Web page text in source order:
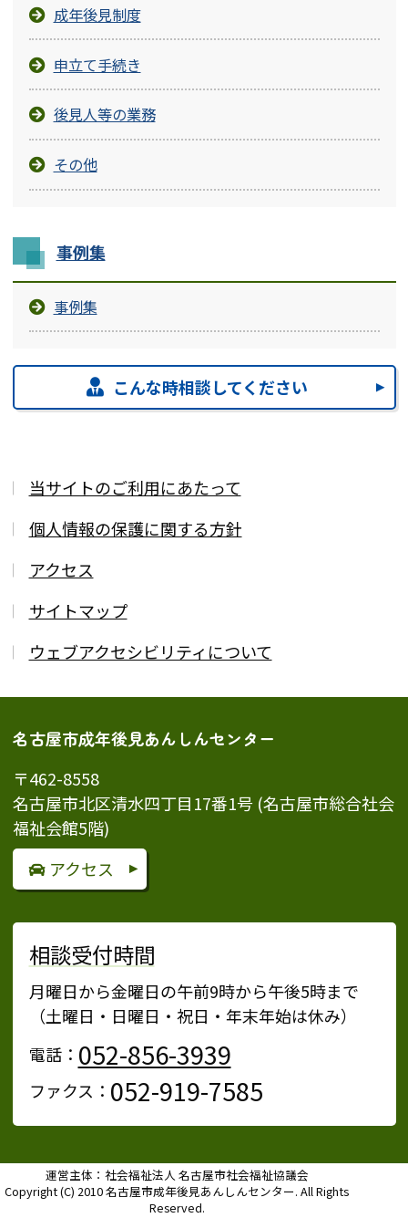
成年後見制度
申立て手続き
後見人等の業務
その他
事例集
事例集
こんな時相談してください
当サイトのご利用にあたって
個人情報の保護に関する方針
アクセス
サイトマップ
ウェブアクセシビリティについて
名古屋市成年後見あんしんセンター
〒462-8558
名古屋市北区清水四丁目17番1号 (名古屋市総合社会
福祉会館5階)
アクセス
相談受付時間
月曜日から金曜日の午前9時から午後5時まで
（土曜日・日曜日・祝日・年末年始は休み）
電話： 052-856-3939
ファクス： 052-919-7585
運営主体：社会福祉法人 名古屋市社会福祉協議会
Copyright (C) 2010 名古屋市成年後見あんしんセンター. All Rights
Reserved.